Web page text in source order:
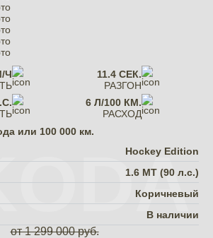
или 100 000 км.
Hockey Edition
1.6 MT (90 л.с.)
Коричневый
В наличии
от 1 299 000 руб.
Ч
11.4 СЕК.
РАЗГОН
6 Л/100 КМ.
РАСХОД